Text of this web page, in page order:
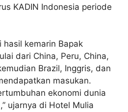
KADIN Indonesia periode
hasil kemarin Bapak
dari China, Peru, China,
Brazil, Inggris, dan
masukan.
ekonomi dunia
ujarnya di Hotel Mulia